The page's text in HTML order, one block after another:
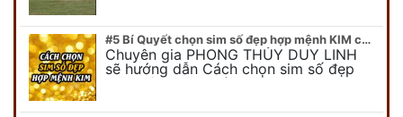
#5 Bí Quyết chọn sim số đẹp hợp mệnh KIM chuẩn xác nhất
Chuyên gia PHONG THỦY DUY LINH
sẽ hướng dẫn Cách chọn sim số đẹp
hợp mệnh KIM. Mời quý bạn theo dõi